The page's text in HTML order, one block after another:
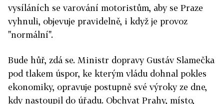
vysíláních se varování motoristům, aby se Praze
vyhnuli, objevuje pravidelně, i když je provoz
"normální".
Bude hůř, zdá se. Ministr dopravy Gustáv Slamečka
pod tlakem úspor, ke kterým vládu dohnal pokles
ekonomiky, opravuje postupně své výroky ze dne,
kdy nastoupil do úřadu. Obchvat Prahy, místo,